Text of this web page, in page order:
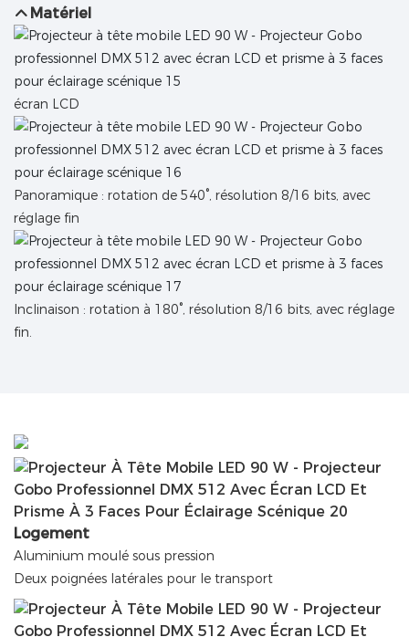
Matériel
écran LCD
Panoramique : rotation de 540°, résolution 8/16 bits, avec
réglage fin
Inclinaison : rotation à 180°, résolution 8/16 bits, avec réglage
fin.
Logement
Aluminium moulé sous pression
Deux poignées latérales pour le transport